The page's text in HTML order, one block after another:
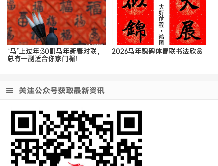
“马”上过年:30副马年新春对联，
总有一副适合你家门楣!
2026马年魏碑体春联书法欣赏
关注公众号获取最新资讯